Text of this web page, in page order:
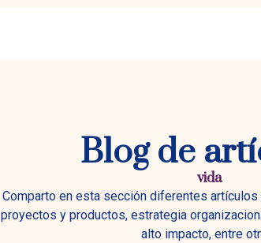
Blog de
vida
Comparto en esta sección diferentes
proyectos y productos, estrategia
alto impacto, entre